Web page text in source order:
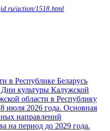
action/1518.html
в Республике Беларусь
культуры Калужской
области в Республику
июля 2026 года. Основная
направлений
на период до 2029 года.